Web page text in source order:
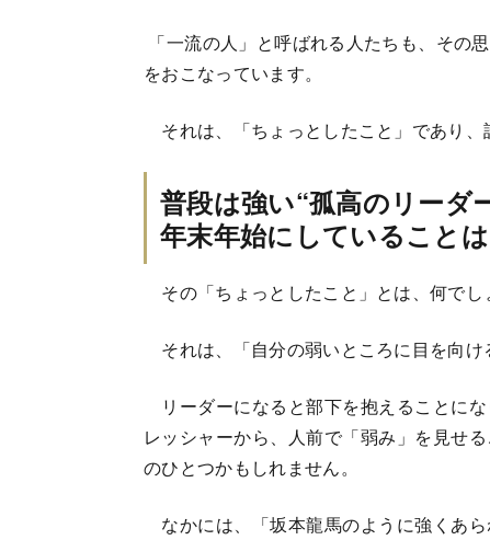
「一流の人」と呼ばれる人たちも、その
をおこなっています。
それは、「ちょっとしたこと」であり、
普段は強い“孤高のリーダ
年末年始にしていることは
その「ちょっとしたこと」とは、何でし
それは、「自分の弱いところに目を向け
リーダーになると部下を抱えることに
レッシャーから、人前で「弱み」を見せ
のひとつかもしれません。
なかには、「坂本龍馬のように強くあ